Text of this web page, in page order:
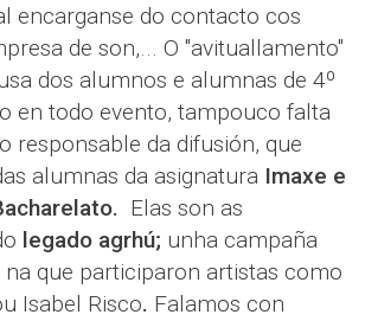
encarganse do contacto cos
de son,... O "avituallamento"
dos alumnos e alumnas de 4º
en todo evento, tampouco falta
responsable da difusión, que
alumnas da asignatura Imaxe e
Elas son as
legado agrhú; unha campaña
na que participaron artistas como
Isabel Risco. Falamos con